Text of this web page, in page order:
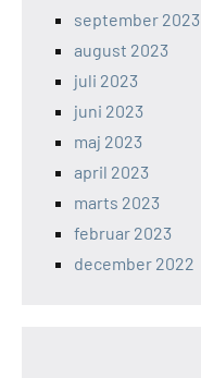
september 2023
august 2023
juli 2023
juni 2023
maj 2023
april 2023
marts 2023
februar 2023
december 2022